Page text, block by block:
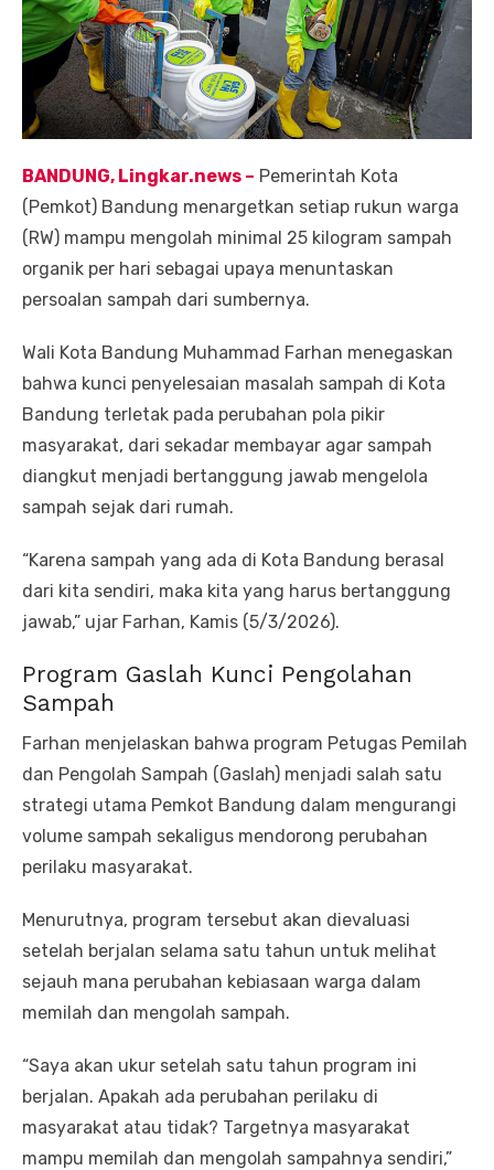
BANDUNG, Lingkar.news – Pemerintah Kota
(Pemkot) Bandung menargetkan setiap rukun warga
(RW) mampu mengolah minimal 25 kilogram sampah
organik per hari sebagai upaya menuntaskan
persoalan sampah dari sumbernya.
Wali Kota Bandung Muhammad Farhan menegaskan
bahwa kunci penyelesaian masalah sampah di Kota
Bandung terletak pada perubahan pola pikir
masyarakat, dari sekadar membayar agar sampah
diangkut menjadi bertanggung jawab mengelola
sampah sejak dari rumah.
“Karena sampah yang ada di Kota Bandung berasal
dari kita sendiri, maka kita yang harus bertanggung
jawab,” ujar Farhan, Kamis (5/3/2026).
Program Gaslah Kunci Pengolahan
Sampah
Farhan menjelaskan bahwa program Petugas Pemilah
dan Pengolah Sampah (Gaslah) menjadi salah satu
strategi utama Pemkot Bandung dalam mengurangi
volume sampah sekaligus mendorong perubahan
perilaku masyarakat.
Menurutnya, program tersebut akan dievaluasi
setelah berjalan selama satu tahun untuk melihat
sejauh mana perubahan kebiasaan warga dalam
memilah dan mengolah sampah.
“Saya akan ukur setelah satu tahun program ini
berjalan. Apakah ada perubahan perilaku di
masyarakat atau tidak? Targetnya masyarakat
mampu memilah dan mengolah sampahnya sendiri,”